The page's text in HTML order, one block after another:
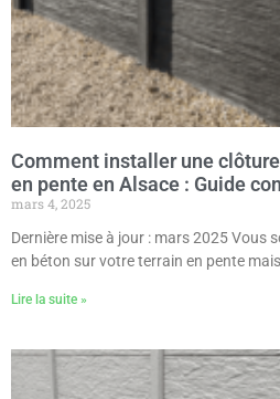
Comment installer une
en pente en Alsace : Guide
mars 4, 2025
Dernière mise à jour : mars 2025 Vous
en béton sur votre terrain en pente
Lire la suite »